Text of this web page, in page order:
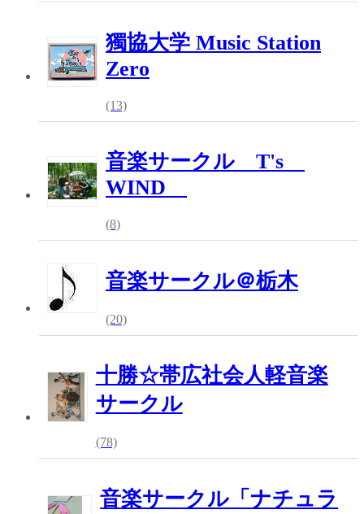
獨協大学 Music Station
Zero
(13)
音楽サークル T's
WIND
(8)
音楽サークル＠栃木
(20)
十勝☆帯広社会人軽音楽
サークル
(78)
音楽サークル「ナチュラ